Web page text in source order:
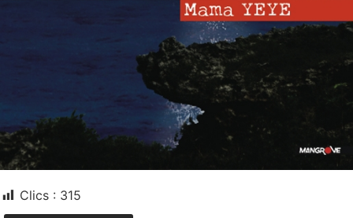
Clics : 315